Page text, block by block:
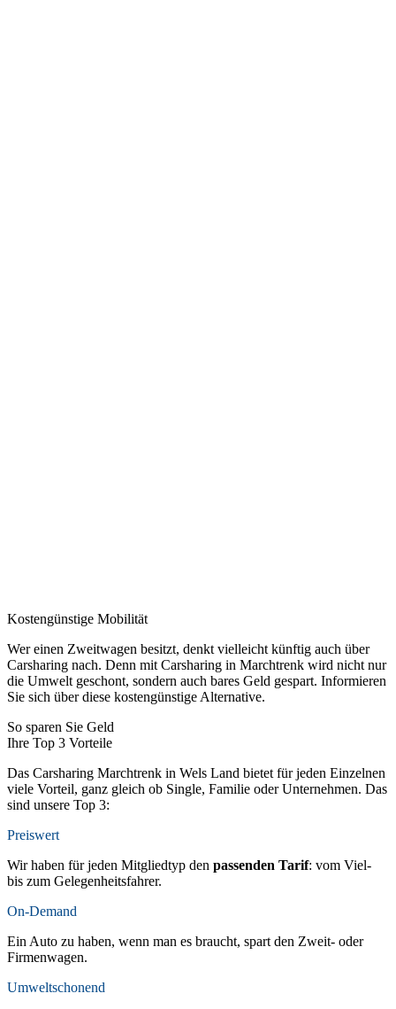
Kostengünstige Mobilität
Wer einen Zweitwagen besitzt, denkt vielleicht künftig auch über
Carsharing nach. Denn mit Carsharing in Marchtrenk wird nicht nur
die Umwelt geschont, sondern auch bares Geld gespart. Informieren
Sie sich über diese kostengünstige Alternative.
So sparen Sie Geld
Ihre Top 3 Vorteile
Das Carsharing Marchtrenk in Wels Land bietet für jeden Einzelnen
viele Vorteil, ganz gleich ob Single, Familie oder Unternehmen. Das
sind unsere Top 3:
Preiswert
Wir haben für jeden Mitgliedtyp den passenden Tarif: vom Viel-
bis zum Gelegenheitsfahrer.
On-Demand
Ein Auto zu haben, wenn man es braucht, spart den Zweit- oder
Firmenwagen.
Umweltschonend